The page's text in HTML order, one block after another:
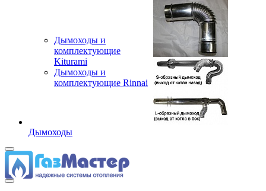
Дымоходы и
комплектующие
Kiturami
Дымоходы и
комплектующие Rinnai
Дымоходы